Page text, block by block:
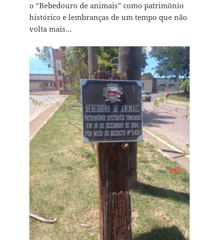
o “Bebedouro de animais” como patrimônio
histórico e lembranças de um tempo que não
volta mais…